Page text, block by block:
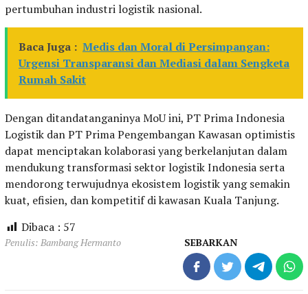
pertumbuhan industri logistik nasional.
Baca Juga : Medis dan Moral di Persimpangan:
Urgensi Transparansi dan Mediasi dalam Sengketa
Rumah Sakit
Dengan ditandatanganinya MoU ini, PT Prima Indonesia
Logistik dan PT Prima Pengembangan Kawasan optimistis
dapat menciptakan kolaborasi yang berkelanjutan dalam
mendukung transformasi sektor logistik Indonesia serta
mendorong terwujudnya ekosistem logistik yang semakin
kuat, efisien, dan kompetitif di kawasan Kuala Tanjung.
Dibaca : 57
Penulis: Bambang Hermanto SEBARKAN